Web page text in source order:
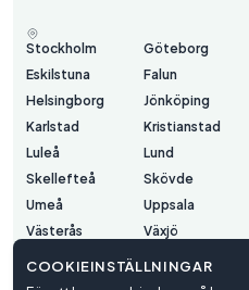
Stockholm Göteborg
Eskilstuna
Falun
Helsingborg
Jönköping
Karlstad
Kristianstad
Luleå
Lund
Skellefteå
Skövde
Umeå
Uppsala
Västerås
Växjö
COOKIEINSTÄLLNINGAR